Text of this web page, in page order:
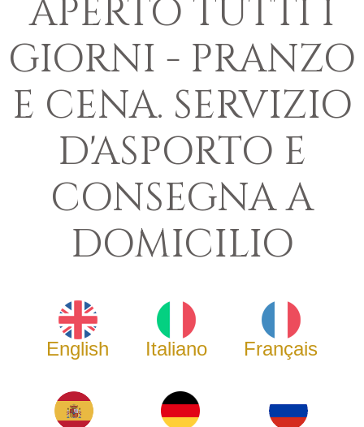
APERTO TUTTI I
GIORNI - PRANZO
E CENA. SERVIZIO
D'ASPORTO E
CONSEGNA A
DOMICILIO
English Italiano Français